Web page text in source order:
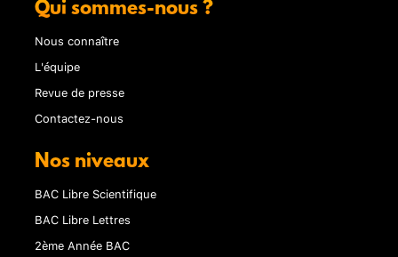
Qui sommes-nous ?
Nous connaître
L'équipe
Revue de presse
Contactez-nous
Nos niveaux
BAC Libre Scientifique
BAC Libre Lettres
2ème Année BAC